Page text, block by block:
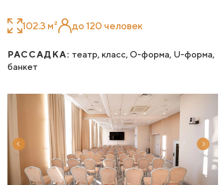
102.3 м² до 120 человек
РАССАДКА: театр, класс, О-форма, U-форма,
банкет